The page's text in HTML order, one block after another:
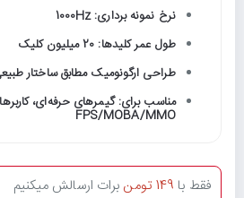
نرخ نمونه برداری: 1000Hz
طول عمر کلیدها: 20 میلیون کلیک
طراحی ارگونومیک مطابق ساختار
مناسب برای: گیمرهای حرفه‌ای،
FPS/MOBA/MMO
فقط با 149 تومن برات ارسالش میکنیم